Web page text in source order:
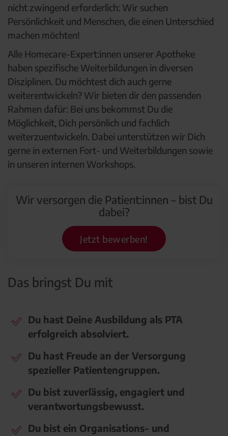
nicht zwingend erforderlich: Wir suchen
Persönlichkeit und Menschen, die einen Unterschied
machen möchten!
Alle Homecare-Expert:innen unserer Apotheke
haben spezifische Weiterbildungen in diversen
Disziplinen. Du möchtest dich auch gerne
weiterentwickeln? Wir bieten dir den passenden
Rahmen dafür: Bei uns bekommst Du die
Möglichkeit, Dich persönlich und fachlich
weiterzuentwickeln. Dabei unterstützen wir Dich
gerne in externen Fort- und Weiterbildungen sowie
in unseren internen Workshops.
Wir versorgen die Patient:innen – bist Du
dabei?
Jetzt bewerben!
Das bringst Du mit
Du hast Deine Ausbildung als PTA
erfolgreich absolviert.
Du hast Freude an der Versorgung
spezieller Patientengruppen.
Du bist zuverlässig, engagiert und
verantwortungsbewusst.
Du bist ein Organisations- und